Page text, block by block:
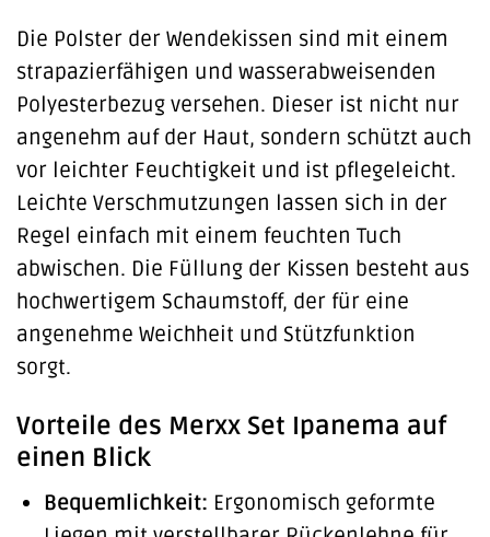
Die Polster der Wendekissen sind mit einem
strapazierfähigen und wasserabweisenden
Polyesterbezug versehen. Dieser ist nicht nur
angenehm auf der Haut, sondern schützt auch
vor leichter Feuchtigkeit und ist pflegeleicht.
Leichte Verschmutzungen lassen sich in der
Regel einfach mit einem feuchten Tuch
abwischen. Die Füllung der Kissen besteht aus
hochwertigem Schaumstoff, der für eine
angenehme Weichheit und Stützfunktion
sorgt.
Vorteile des Merxx Set Ipanema auf
einen Blick
Bequemlichkeit: Ergonomisch geformte